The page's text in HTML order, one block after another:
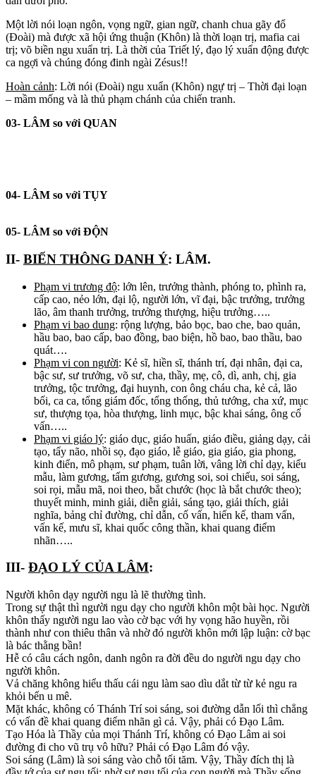
Một lời nói loạn ngôn, vọng ngữ, gian ngữ, chanh chua gãy đổ
(Đoài) mà được xã hội ứng thuận (Khôn) là thời loạn trị, mafia cai
trị; võ biền ngu xuẩn trị. Là thời của Triết lý, đạo lý xuẩn động được
ca ngợi và chúng đóng đinh ngài Zésus!!
Hoàn cảnh: Lời nói (Đoài) ngu xuẩn (Khôn) ngự trị – Thời đại loạn
– mầm mống và là thủ phạm chánh của chiến tranh.
03- LÂM so với QUAN
04- LÂM so với TỤY
05- LÂM so với ĐỘN
II- BIẾN THÔNG DANH Ý: LÂM.
Phạm vi trương độ: lớn lên, trưởng thành, phóng to, phình ra,
cấp cao, nẻo lớn, đại lộ, người lớn, vĩ đại, bậc trưởng, trưởng
lão, âm thanh trưởng, trưởng thượng, hiệu trưởng…..
Phạm vi bao dung: rộng lượng, bảo bọc, bao che, bao quản,
hầu bao, bao cấp, bao đồng, bao biện, hồ bao, bao thầu, bao
quát….
Phạm vi con người: Kẻ sĩ, hiền sĩ, thánh trí, đại nhân, đại ca,
bậc sư, sư trưởng, võ sư, cha, thầy, mẹ, cô, dì, anh, chị, gia
trưởng, tộc trưởng, đại huynh, con ông cháu cha, kẻ cả, lão
bối, ca ca, tổng giám đốc, tổng thống, thủ tướng, cha xứ, mục
sư, thượng tọa, hòa thượng, linh mục, bậc khai sáng, ông cố
vấn…..
Phạm vi giáo lý: giáo dục, giáo huấn, giáo điều, giảng dạy, cải
tạo, tẩy não, nhồi sọ, đạo giáo, lễ giáo, gia giáo, gia phong,
kinh điển, mô phạm, sư phạm, tuân lời, vâng lời chỉ dạy, kiểu
mẫu, làm gương, tấm gương, gương soi, soi chiếu, soi sáng,
soi rọi, mẫu mã, noi theo, bắt chước (học là bắt chước theo);
thuyết minh, minh giải, diễn giải, sáng tạo, giải thích, giải
nghĩa, bảng chỉ đường, chỉ dẫn, cố vấn, hiến kế, tham vấn,
vấn kế, mưu sĩ, khai quốc công thần, khai quang điểm
nhãn…..
III- ĐẠO LÝ CỦA LÂM:
Người khôn dạy người ngu là lẽ thường tình.
Trong sự thật thì người ngu dạy cho người khôn một bài học. Người
khôn thấy người ngu lao vào cờ bạc với hy vọng hão huyền, rồi
thành như con thiêu thân và nhờ đó người khôn mới lập luận: cờ bạc
là bác thằng bần!
Hễ có câu cách ngôn, danh ngôn ra đời đều do người ngu dạy cho
người khôn.
Vả chăng không hiểu thấu cái ngu làm sao dìu dắt từ từ kẻ ngu ra
khỏi bến u mê.
Mặt khác, không có Thánh Trí soi sáng, soi đường dẫn lối thì chẳng
có vấn đề khai quang điểm nhãn gì cả. Vậy, phải có Đạo Lâm.
Tạo Hóa là Thầy của mọi Thánh Trí, không có Đạo Lâm ai soi
đường đi cho vũ trụ vô hữu? Phải có Đạo Lâm đó vậy.
Soi sáng (Lâm) là soi sáng vào chỗ tối tăm. Vậy, Thầy đích thị là